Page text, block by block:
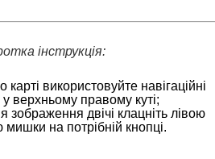
інструкція:
карті використовуйте навігаційні
у верхньому правому куті;
зображення двічі клацніть лівою
мишки на потрібній кнопці.